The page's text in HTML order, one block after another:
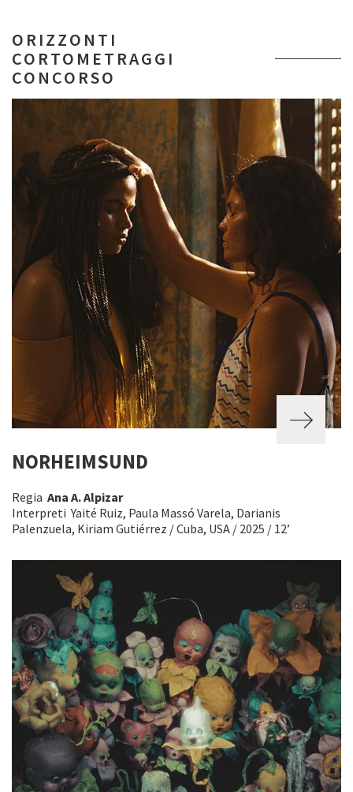
ORIZZONTI
CORTOMETRAGGI
CONCORSO
NORHEIMSUND
Regia Ana A. Alpizar
Interpreti Yaité Ruiz, Paula Massó Varela, Darianis
Palenzuela, Kiriam Gutiérrez / Cuba, USA / 2025 / 12’